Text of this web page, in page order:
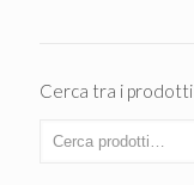
Cerca tra i prodotti